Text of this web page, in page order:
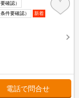
確認）
件要確認）
新着
電話で問合せ